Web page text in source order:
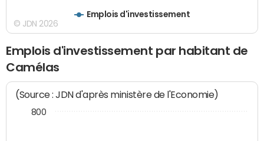
Emplois d'investissement
© JDN 2026
Emplois d'investissement par habitant de
Camélas
(Source : JDN d'après ministère de l'Economie)
800